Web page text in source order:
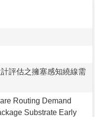
評估之擁塞感知繞線需
Routing Demand
Substrate Early